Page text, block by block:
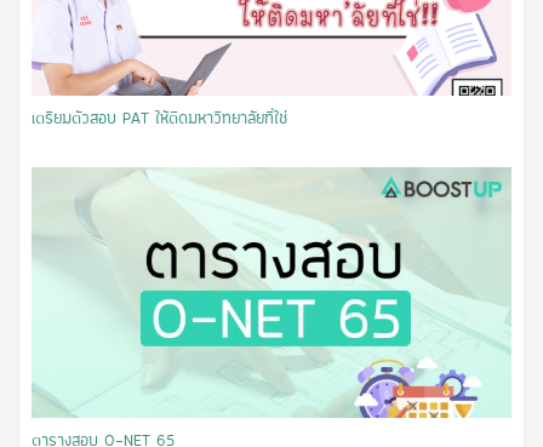
เตรียมตัวสอบ PAT ให้ติดมหาวิทยาลัยที่ใช่
ตารางสอบ O-NET 65